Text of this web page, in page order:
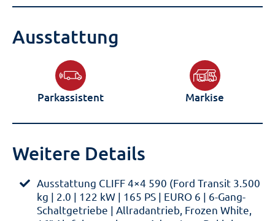
Ausstattung
Parkassistent Markise
Weitere Details
Ausstattung CLIFF 4×4 590 (Ford Transit 3.500
kg | 2.0 | 122 kW | 165 PS | EURO 6 | 6-Gang-
Schaltgetriebe | Allradantrieb, Frozen White,